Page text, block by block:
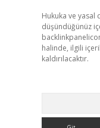
Hukuka ve yasal
düşündüğünüz
halinde, ilgili
kaldırılacaktır.